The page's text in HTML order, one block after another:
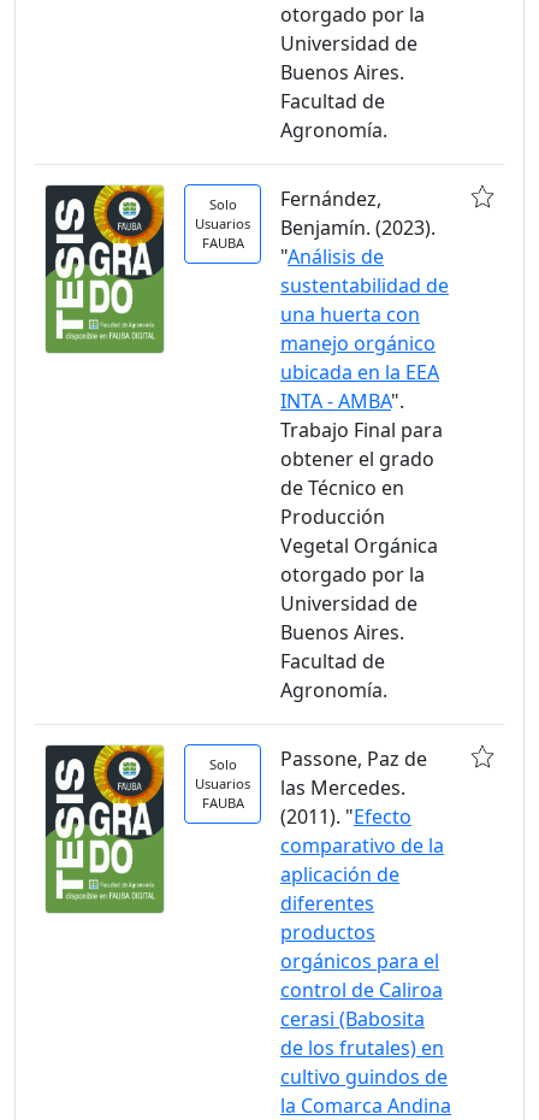
otorgado por la
Universidad de
Buenos Aires.
Facultad de
Agronomía.
Solo
Usuarios
FAUBA
Fernández,
Benjamín. (2023).
"Análisis de
sustentabilidad de
una huerta con
manejo orgánico
ubicada en la EEA
INTA - AMBA".
Trabajo Final para
obtener el grado
de Técnico en
Producción
Vegetal Orgánica
otorgado por la
Universidad de
Buenos Aires.
Facultad de
Agronomía.
Solo
Usuarios
FAUBA
Passone, Paz de
las Mercedes.
(2011). "Efecto
comparativo de la
aplicación de
diferentes
productos
orgánicos para el
control de Caliroa
cerasi (Babosita
de los frutales) en
cultivo guindos de
la Comarca Andina